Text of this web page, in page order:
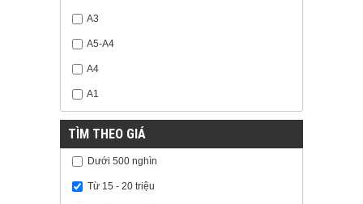
A3
A5-A4
A4
A1
TÌM THEO GIÁ
Dưới 500 nghìn
Từ 15 - 20 triệu